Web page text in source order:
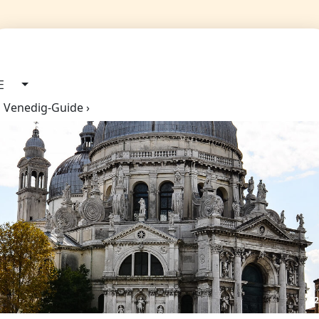
Venedig-Guide ›
22